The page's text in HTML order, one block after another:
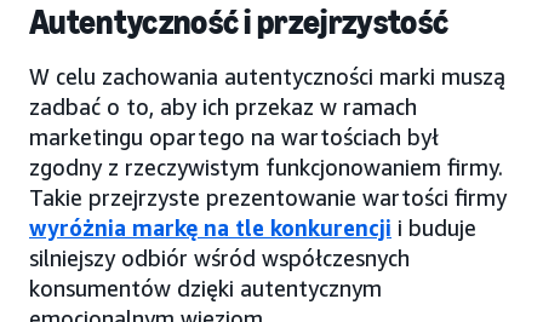
Autentyczność i przejrzystość
W celu zachowania autentyczności marki muszą
zadbać o to, aby ich przekaz w ramach
marketingu opartego na wartościach był
zgodny z rzeczywistym funkcjonowaniem firmy.
Takie przejrzyste prezentowanie wartości firmy
wyróżnia markę na tle konkurencji i buduje
silniejszy odbiór wśród współczesnych
konsumentów dzięki autentycznym